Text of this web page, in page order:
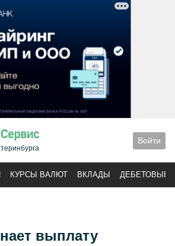
Войти
КУРСЫ ВАЛЮТ ВКЛАДЫ ДЕБЕТОВЫЕ
выплату